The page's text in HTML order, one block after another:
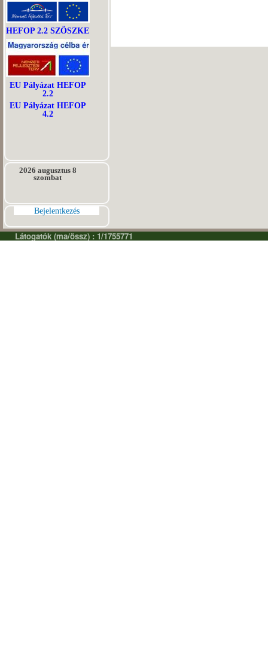
HEFOP 2.2 SZÖSZKE
EU Pályázat HEFOP
2.2
EU Pályázat HEFOP
4.2
2026 augusztus 8
szombat
Bejelentkezés
Látogatók (ma/össz) : 1/1755771